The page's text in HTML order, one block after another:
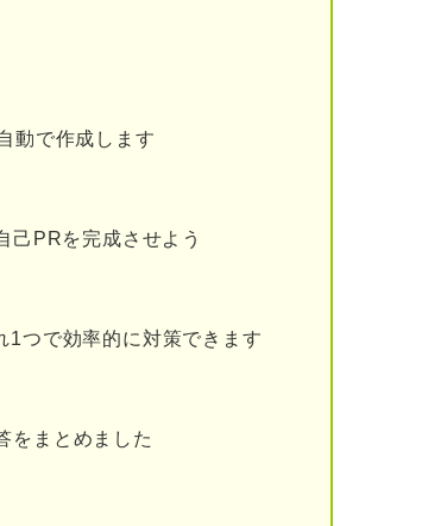
確認する
を書き出す
を伝える
動で作成します
己PRを完成させよう
1つで効率的に対策できます
をまとめました